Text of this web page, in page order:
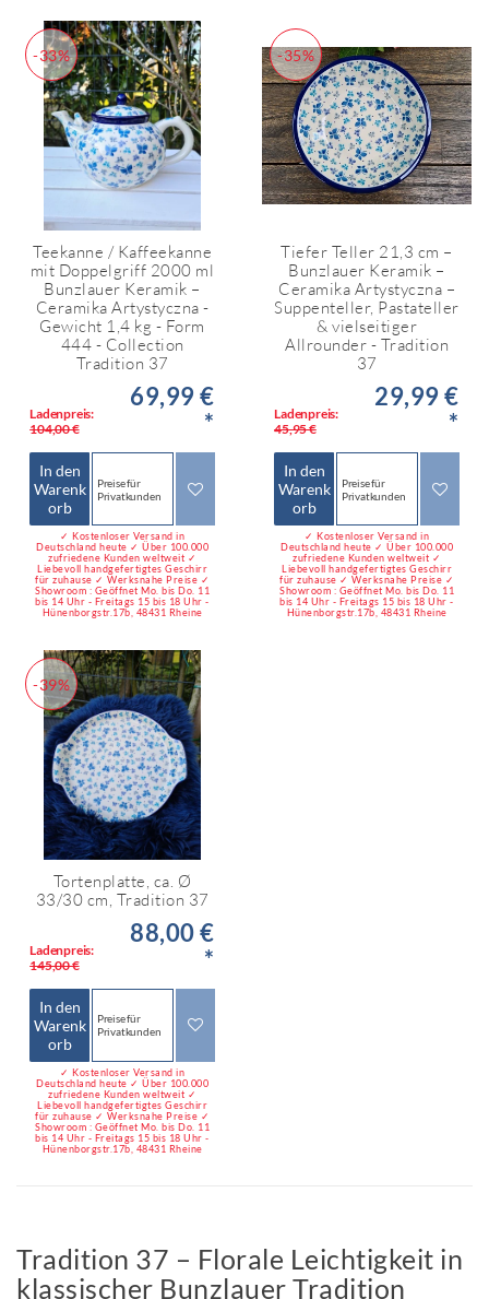
-33%
Teekanne / Kaffeekanne
mit Doppelgriff 2000 ml
Bunzlauer Keramik –
Ceramika Artystyczna -
Gewicht 1,4 kg - Form
444 - Collection
Tradition 37
Ladenpreis:
104,00 €
69,99 €
*
In den
Warenk
orb
Preise für
Privatkunden
✓ Kostenloser Versand in
Deutschland heute ✓ Über 100.000
zufriedene Kunden weltweit ✓
Liebevoll handgefertigtes Geschirr
für zuhause ✓ Werksnahe Preise ✓
Showroom : Geöffnet Mo. bis Do. 11
bis 14 Uhr - Freitags 15 bis 18 Uhr -
Hünenborgstr.17b, 48431 Rheine
-35%
Tiefer Teller 21,3 cm –
Bunzlauer Keramik –
Ceramika Artystyczna –
Suppenteller, Pastateller
& vielseitiger
Allrounder - Tradition
37
Ladenpreis:
45,95 €
29,99 €
*
In den
Warenk
orb
Preise für
Privatkunden
✓ Kostenloser Versand in
Deutschland heute ✓ Über 100.000
zufriedene Kunden weltweit ✓
Liebevoll handgefertigtes Geschirr
für zuhause ✓ Werksnahe Preise ✓
Showroom : Geöffnet Mo. bis Do. 11
bis 14 Uhr - Freitags 15 bis 18 Uhr -
Hünenborgstr.17b, 48431 Rheine
-39%
Tortenplatte, ca. Ø
33/30 cm, Tradition 37
Ladenpreis:
145,00 €
88,00 €
*
In den
Warenk
orb
Preise für
Privatkunden
✓ Kostenloser Versand in
Deutschland heute ✓ Über 100.000
zufriedene Kunden weltweit ✓
Liebevoll handgefertigtes Geschirr
für zuhause ✓ Werksnahe Preise ✓
Showroom : Geöffnet Mo. bis Do. 11
bis 14 Uhr - Freitags 15 bis 18 Uhr -
Hünenborgstr.17b, 48431 Rheine
Tradition 37 – Florale Leichtigkeit in
klassischer Bunzlauer Tradition